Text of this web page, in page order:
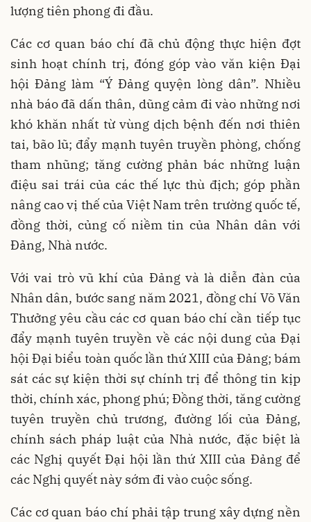
lượng tiên phong đi đầu.
Các cơ quan báo chí đã chủ động thực hiện đợt
sinh hoạt chính trị, đóng góp vào văn kiện Đại
hội Đảng làm “Ý Đảng quyện lòng dân”. Nhiều
nhà báo đã dấn thân, dũng cảm đi vào những nơi
khó khăn nhất từ vùng dịch bệnh đến nơi thiên
tai, bão lũ; đẩy mạnh tuyên truyền phòng, chống
tham nhũng; tăng cường phản bác những luận
điệu sai trái của các thế lực thù địch; góp phần
nâng cao vị thế của Việt Nam trên trường quốc tế,
đồng thời, củng cố niềm tin của Nhân dân với
Đảng, Nhà nước.
Với vai trò vũ khí của Đảng và là diễn đàn của
Nhân dân, bước sang năm 2021, đồng chí Võ Văn
Thưởng yêu cầu các cơ quan báo chí cần tiếp tục
đẩy mạnh tuyên truyền về các nội dung của Đại
hội Đại biểu toàn quốc lần thứ XIII của Đảng; bám
sát các sự kiện thời sự chính trị để thông tin kịp
thời, chính xác, phong phú; Đồng thời, tăng cường
tuyên truyền chủ trương, đường lối của Đảng,
chính sách pháp luật của Nhà nước, đặc biệt là
các Nghị quyết Đại hội lần thứ XIII của Đảng để
các Nghị quyết này sớm đi vào cuộc sống.
Các cơ quan báo chí phải tập trung xây dựng nền